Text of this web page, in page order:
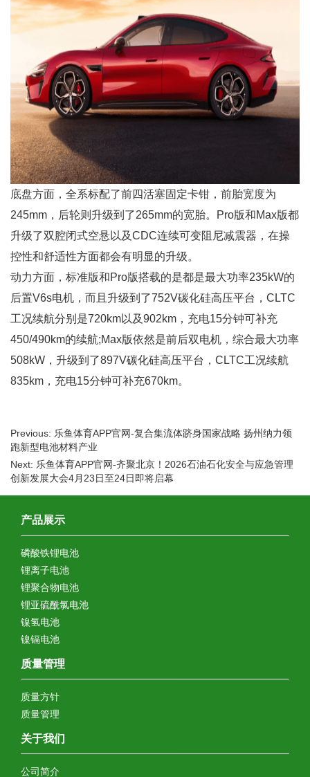
底盘方面，全系标配了前四活塞固定卡钳，前胎宽度为
245mm，后轮则升级到了265mm的宽胎。Pro版和Max版都
升级了双腔闭式空悬以及CDC连续可变阻尼减震器，在操
控性和舒适性方面都会有明显的升级。
动力方面，标准版和Pro版搭载的是都是最大功率235kW的
后置V6s电机，而且升级到了752V碳化硅高压平台，CLTC
工况续航分别是720km以及902km，充电15分钟可补充
450/490km的续航;Max版依然是前后双电机，综合最大功率
508kW，升级到了897V碳化硅高压平台，CLTC工况续航
835km，充电15分钟可补充670km。
Previous: 乐鱼体育APP官网-复合集流体跻身国家战略 扬州纳力领
跑新型电池材料产业
Next: 乐鱼体育APP官网-齐聚北京！2026石油石化安全与应急管理
创新发展大会4月23日至24日即将启幕
产品展示
磷酸铁锂电池
锂离子电池
锂聚合物电池
锂亚硫酰氯电池
镍氢电池
镍镉电池
质量管理
质量方针
质量管理
关于我们
公司简介